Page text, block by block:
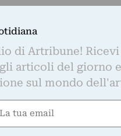
di Artribune!
articoli del giorno
sul mondo
Email